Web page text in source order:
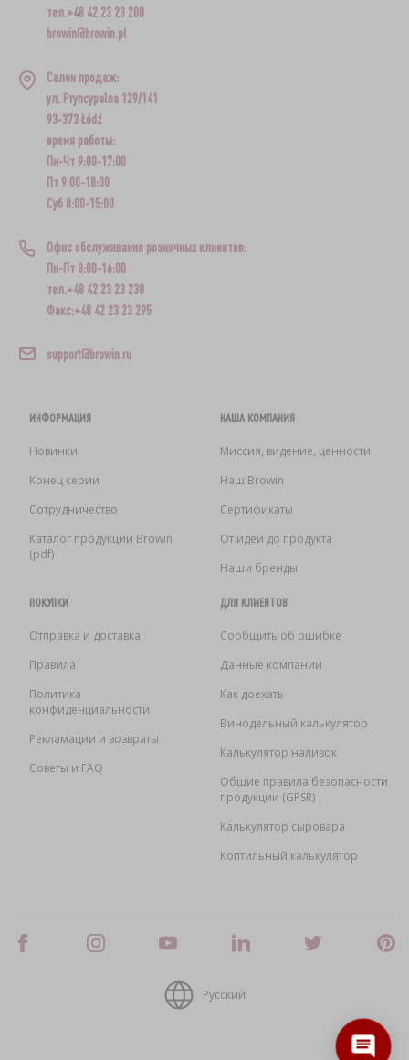
тел.+48 42 23 23 200
browin@browin.pl
Салон продаж:
ул. Pryncypalna 129/141
93-373 Łódź
время работы:
Пн-Чт 9:00-17:00
Пт 9:00-18:00
Суб 8:00-15:00
Офис обслуживания розничных клиентов:
Пн-Пт 8:00-16:00
тел.+48 42 23 23 230
Факс:+48 42 23 23 295
support@browin.ru
ИНФОРМАЦИЯ
Новинки
Конец серии
Сотрудничество
Каталог продукции Browin
(pdf)
НАША КОМПАНИЯ
Миссия, видение, ценности
Наш Browin
Сертификаты
От идеи до продукта
Наши бренды
ПОКУПКИ
Отправка и доставка
Правила
Политика
конфиденциальности
Рекламации и возвраты
Советы и FAQ
ДЛЯ КЛИЕНТОВ
Сообщить об ошибке
Данные компании
Как доехать
Винодельный калькулятор
Калькулятор наливок
Общие правила безопасности
продукции (GPSR)
Калькулятор сыровара
Коптильный калькулятор
Русский